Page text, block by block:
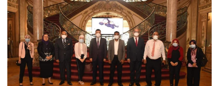
الإعلام
تواصل معنا
الطلاب